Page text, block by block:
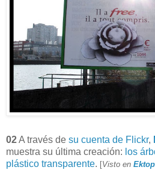
02A través de su cuenta de Flickr,
muestra su última creación: los
plástico transparente. [Visto en